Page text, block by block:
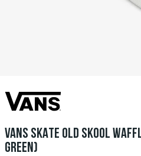
VANS SKATE OLD SKOOL
GREEN)